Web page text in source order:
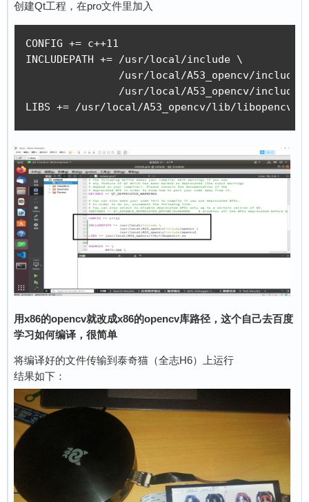
创建Qt工程，在pro文件里加入
CONFIG += c++11
INCLUDEPATH += /usr/local/include \
/usr/local/A53_opencv/include/
/usr/local/A53_opencv/include/
LIBS += /usr/local/A53_opencv/lib/
用x86的opencv就改成x86的opencv库路径，这个自己去百度
学习如何编译，很简单
将编译好的文件传输到泰奇猫（全志H6）上运行
结果如下：